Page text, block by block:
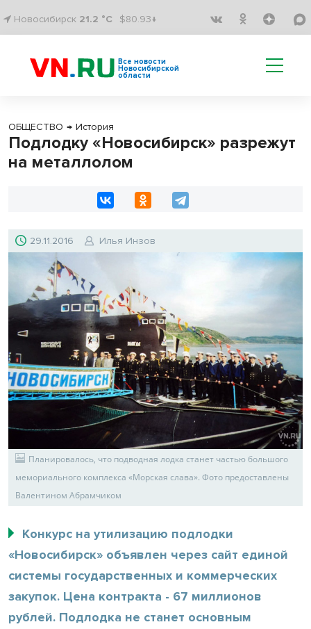
Новосибирск 21.2 °C $80.93↓
Все новости
Новосибирской
области
ОБЩЕСТВО → История
Подлодку «Новосибирск» разрежут
на металлолом
29.11.2016 Илья Инзов
Планировалось, что подводная лодка станет частью большого
мемориального комплекса «Морская слава». Фото предоставлены
Валентином Абрамчиком
Конкурс на утилизацию подлодки
«Новосибирск» объявлен через сайт единой
системы государственных и коммерческих
закупок. Цена контракта - 67 миллионов
рублей. Подлодка не станет основным